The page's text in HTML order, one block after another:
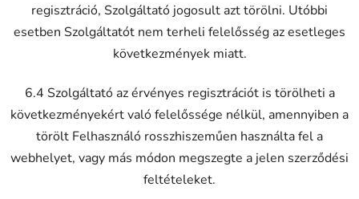
regisztráció, Szolgáltató jogosult azt törölni. Utóbbi
esetben Szolgáltatót nem terheli felelősség az esetleges
következmények miatt.
6.4 Szolgáltató az érvényes regisztrációt is törölheti a
következményekért való felelőssége nélkül, amennyiben a
törölt Felhasználó rosszhiszeműen használta fel a
webhelyet, vagy más módon megszegte a jelen szerződési
feltételeket.